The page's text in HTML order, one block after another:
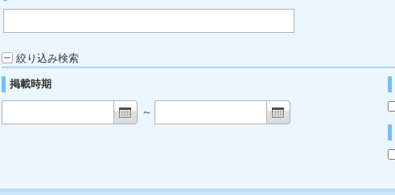
絞り込み検索
掲載時期
～